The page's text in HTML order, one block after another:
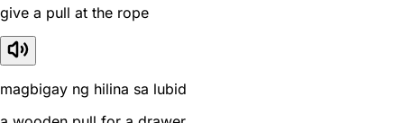
give a pull at the rope
magbigay ng hilina sa lubid